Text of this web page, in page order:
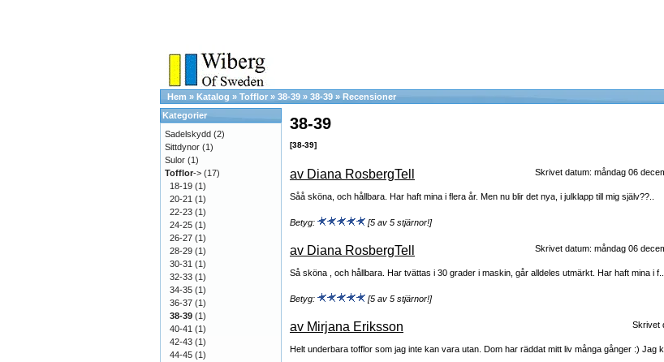
Hem » Katalog » Tofflor » 38-39 » 38-39 » Recensioner
38-39
[38-39]
Skrivet datum: måndag 06
av Diana RosbergTell
Såå sköna, och hållbara. Har haft mina i flera år. Men nu blir det nya, i julklapp till mig själv??..
Betyg: [5 av 5 stjärnor!]
Skrivet datum: måndag 06
av Diana RosbergTell
Så sköna , och hållbara. Har tvättas i 30 grader i maskin, går alldeles utmärkt. Har haft mina i f..
Betyg: [5 av 5 stjärnor!]
Skrivet
av Mirjana Eriksson
Helt underbara tofflor som jag inte kan vara utan. Dom har räddat mitt liv många gånger :) Jag
Kategorier
Sadelskydd (2)
Sittdynor (1)
Sulor (1)
Tofflor-> (17)
18-19 (1)
20-21 (1)
22-23 (1)
24-25 (1)
26-27 (1)
28-29 (1)
30-31 (1)
32-33 (1)
34-35 (1)
36-37 (1)
38-39 (1)
40-41 (1)
42-43 (1)
44-45 (1)